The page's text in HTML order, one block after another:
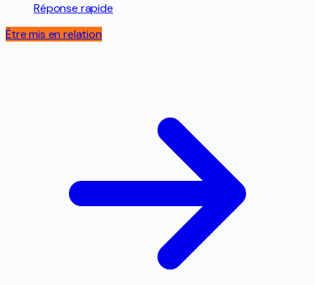
Réponse rapide